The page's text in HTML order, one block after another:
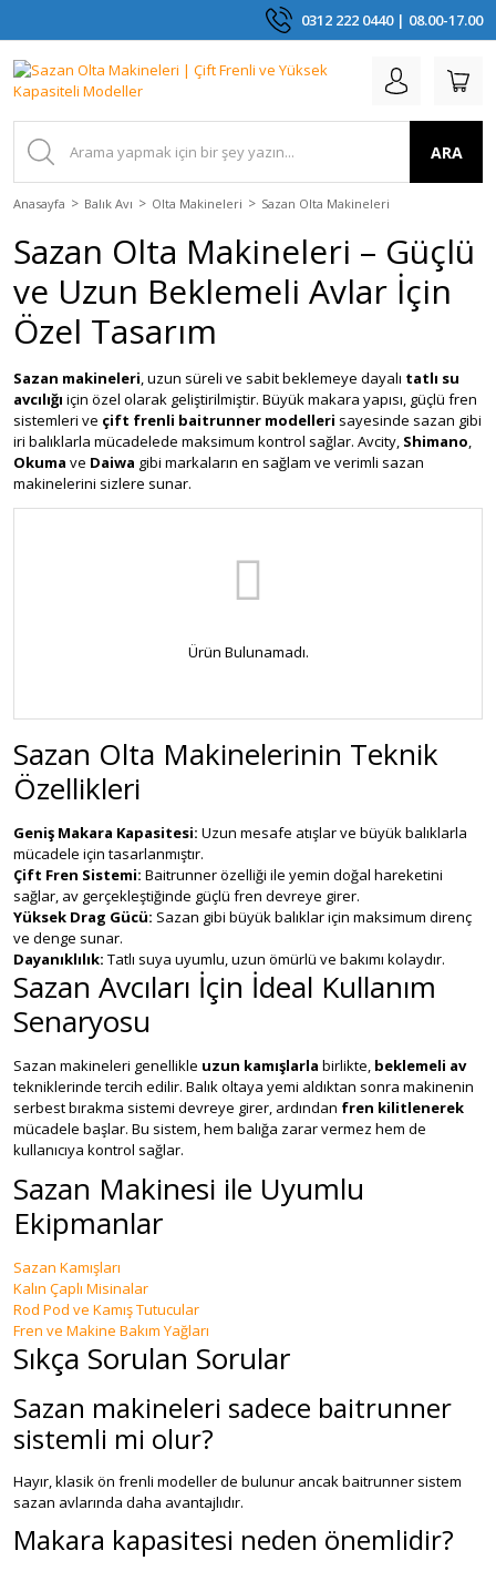
0312 222 0440 | 08.00-17.00
ARA
Anasayfa Balık Avı Olta Makineleri Sazan Olta Makineleri
Sazan Olta Makineleri – Güçlü
ve Uzun Beklemeli Avlar İçin
Özel Tasarım
Sazan makineleri, uzun süreli ve sabit beklemeye dayalı tatlı su
avcılığı için özel olarak geliştirilmiştir. Büyük makara yapısı, güçlü fren
sistemleri ve çift frenli baitrunner modelleri sayesinde sazan gibi
iri balıklarla mücadelede maksimum kontrol sağlar. Avcity, Shimano,
Okuma ve Daiwa gibi markaların en sağlam ve verimli sazan
makinelerini sizlere sunar.
Ürün Bulunamadı.
Sazan Olta Makinelerinin Teknik
Özellikleri
Geniş Makara Kapasitesi: Uzun mesafe atışlar ve büyük balıklarla
mücadele için tasarlanmıştır.
Çift Fren Sistemi: Baitrunner özelliği ile yemin doğal hareketini
sağlar, av gerçekleştiğinde güçlü fren devreye girer.
Yüksek Drag Gücü: Sazan gibi büyük balıklar için maksimum direnç
ve denge sunar.
Dayanıklılık: Tatlı suya uyumlu, uzun ömürlü ve bakımı kolaydır.
Sazan Avcıları İçin İdeal Kullanım
Senaryosu
Sazan makineleri genellikle uzun kamışlarla birlikte, beklemeli av
tekniklerinde tercih edilir. Balık oltaya yemi aldıktan sonra makinenin
serbest bırakma sistemi devreye girer, ardından fren kilitlenerek
mücadele başlar. Bu sistem, hem balığa zarar vermez hem de
kullanıcıya kontrol sağlar.
Sazan Makinesi ile Uyumlu
Ekipmanlar
Sazan Kamışları
Kalın Çaplı Misinalar
Rod Pod ve Kamış Tutucular
Fren ve Makine Bakım Yağları
Sıkça Sorulan Sorular
Sazan makineleri sadece baitrunner
sistemli mi olur?
Hayır, klasik ön frenli modeller de bulunur ancak baitrunner sistem
sazan avlarında daha avantajlıdır.
Makara kapasitesi neden önemlidir?